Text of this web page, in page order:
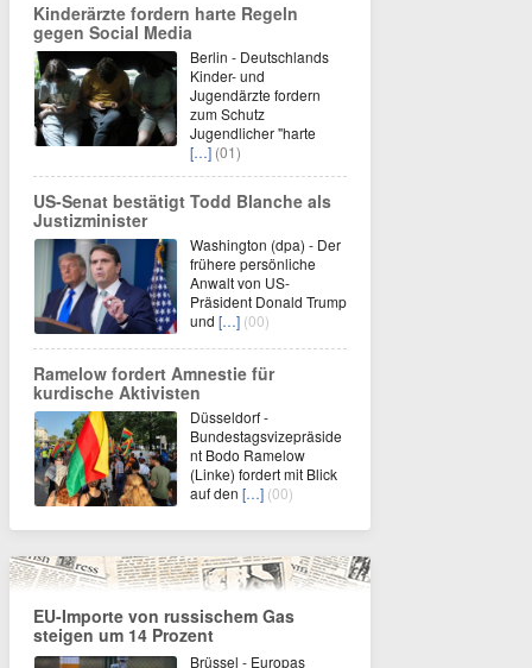
Kinderärzte fordern harte Regeln
gegen Social Media
Berlin - Deutschlands
Kinder- und
Jugendärzte fordern
zum Schutz
Jugendlicher "harte
[…] (01)
US-Senat bestätigt Todd Blanche als
Justizminister
Washington (dpa) - Der
frühere persönliche
Anwalt von US-
Präsident Donald Trump
und […] (00)
Ramelow fordert Amnestie für
kurdische Aktivisten
Düsseldorf -
Bundestagsvizepräside
nt Bodo Ramelow
(Linke) fordert mit Blick
auf den […] (00)
EU-Importe von russischem Gas
steigen um 14 Prozent
Brüssel - Europas